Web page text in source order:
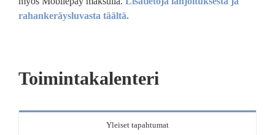
rahankeräysluvasta täältä.
Toimintakalenteri
Yleiset tapahtumat